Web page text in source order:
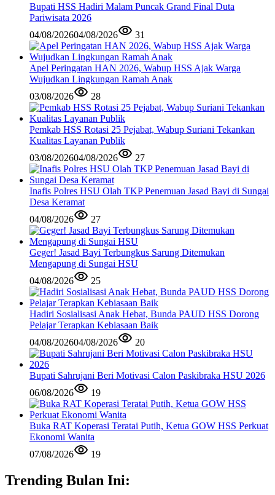
Bupati HSS Hadiri Malam Puncak Grand Final Duta
Pariwisata 2026
04/08/202604/08/2026 31
Apel Peringatan HAN 2026, Wabup HSS Ajak Warga
Wujudkan Lingkungan Ramah Anak
03/08/2026
28
Pemkab HSS Rotasi 25 Pejabat, Wabup Suriani Tekankan
Kualitas Layanan Publik
03/08/202604/08/2026 27
Inafis Polres HSU Olah TKP Penemuan Jasad Bayi di Sungai
Desa Keramat
04/08/2026
27
Geger! Jasad Bayi Terbungkus Sarung Ditemukan
Mengapung di Sungai HSU
04/08/2026
25
Hadiri Sosialisasi Anak Hebat, Bunda PAUD HSS Dorong
Pelajar Terapkan Kebiasaan Baik
04/08/202604/08/2026 20
Bupati Sahrujani Beri Motivasi Calon Paskibraka HSU 2026
06/08/2026
19
Buka RAT Koperasi Teratai Putih, Ketua GOW HSS Perkuat
Ekonomi Wanita
07/08/2026
19
Trending Bulan Ini: